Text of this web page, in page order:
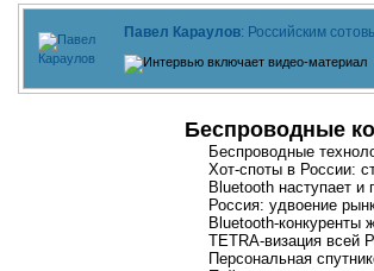
Павел Караулов: Российским
Беспроводные
Беспроводные
Хот-споты в России:
Bluetooth наступает и
Россия: удвоение
Bluetooth-конкуренты
TETRA-визация всей
Персональная